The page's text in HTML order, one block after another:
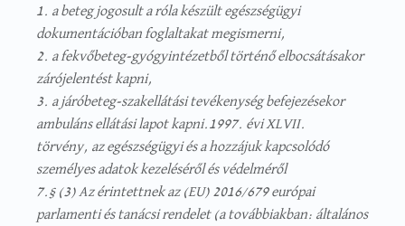
1. a beteg jogosult a róla készült egészségügyi
dokumentációban foglaltakat megismerni,
2. a fekvőbeteg-gyógyintézetből történő elbocsátásakor
zárójelentést kapni,
3. a járóbeteg-szakellátási tevékenység befejezésekor
ambuláns ellátási lapot kapni.1997. évi XLVII.
törvény, az egészségügyi és a hozzájuk kapcsolódó
személyes adatok kezeléséről és védelméről
7.§ (3) Az érintettnek az (EU) 2016/679 európai
parlamenti és tanácsi rendelet (a továbbiakban: általános